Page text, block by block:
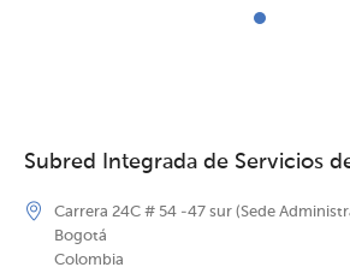
Subred Integrada de Servicios
Carrera 24C # 54 -47 sur (Sede
Bogotá
Colombia